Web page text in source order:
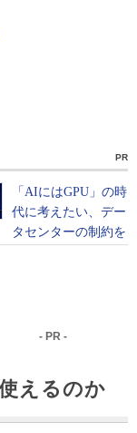
PR
- PR -
えるのか